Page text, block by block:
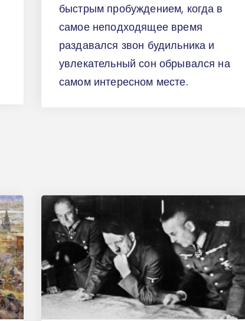
быстрым пробуждением, когда в
самое неподходящее время
раздавался звон будильника и
увлекательный сон обрывался на
самом интересном месте.